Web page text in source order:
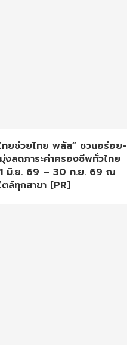
ทยช่วยไทย พลัส” ชวนอร่อย-
ลดภาระค่าครองชีพทั่วไทย
มิ.ย. 69 – 30 ก.ย. 69 ณ
ล์ทุกสาขา [PR]